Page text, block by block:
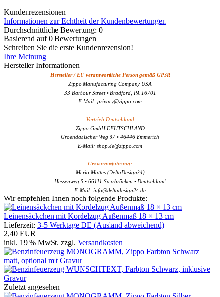
Kundenrezensionen
Informationen zur Echtheit der Kundenbewertungen
Durchschnittliche Bewertung: 0
Basierend auf 0 Bewertungen
Schreiben Sie die erste Kundenrezension!
Ihre Meinung
Hersteller Informationen
Hersteller / EU-verantwortliche Person gemäß GPSR
Zippo Manufacturing Company USA
33 Barbour Street • Bradford, PA 16701
E-Mail: privacy@zippo.com
Vertrieb Deutschland
Zippo GmbH DEUTSCHLAND
Groendahlscher Weg 87 • 46446 Emmerich
E-Mail: shop.de@zippo.com
Gravurausführung:
Mario Mattes (DeltaDesign24)
Hessenweg 5 • 66111 Saarbrücken • Deutschland
E-Mail: info@deltadesign24.de
Wir empfehlen Ihnen noch folgende Produkte:
Leinensäckchen mit Kordelzug Außenmaß 18 × 13 cm
Lieferzeit: 3-5 Werktage DE (Ausland abweichend)
2,40 EUR
inkl. 19 % MwSt. zzgl. Versandkosten
Zuletzt angesehen